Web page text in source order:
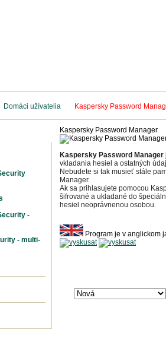
Domáci užívatelia Kaspersky Password
-
- multi-
Kaspersky Password Manager
Kaspersky Password Manager
vkladania hesiel a ostatných
Nebudete si tak musieť stále
Manager.
Ak sa prihlasujete pomocou
šifrované a ukladané do
hesiel neoprávnenou osobou.
Program je v anglickom